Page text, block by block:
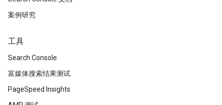
案例研究
工具
Search Console
富媒体搜索结果测试
PageSpeed Insights